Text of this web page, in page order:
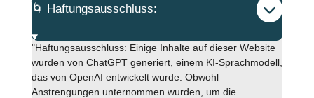
🌀 Haftungsausschluss:
"Haftungsausschluss: Einige Inhalte auf dieser Website
wurden von ChatGPT generiert, einem KI-Sprachmodell,
das von OpenAI entwickelt wurde. Obwohl
Anstrengungen unternommen wurden, um die